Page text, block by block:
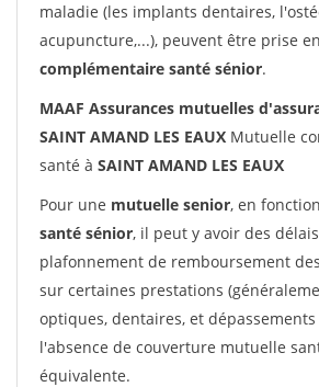
maladie (les implants dentaires,
acupuncture,...), peuvent être prise
complémentaire santé sénior.
MAAF Assurances mutuelles
SAINT AMAND LES EAUX Mutuelle
santé à SAINT AMAND LES EAUX
Pour une mutuelle senior, en
santé sénior, il peut y avoir des
plafonnement de remboursement
sur certaines prestations
optiques, dentaires, et
l'absence de couverture mutuelle
équivalente.